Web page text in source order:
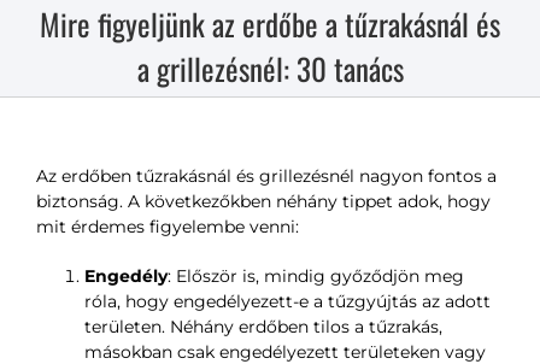
Mire figyeljünk az erdőbe a tűzrakásnál és
a grillezésnél: 30 tanács
Az erdőben tűzrakásnál és grillezésnél nagyon fontos a
biztonság. A következőkben néhány tippet adok, hogy
mit érdemes figyelembe venni:
Engedély: Először is, mindig győződjön meg
róla, hogy engedélyezett-e a tűzgyújtás az adott
területen. Néhány erdőben tilos a tűzrakás,
másokban csak engedélyezett területeken vagy